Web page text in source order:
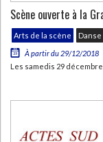
Scène ouverte à la
Arts de la scène Danse
À partir du 29/12/2018
Les samedis 29